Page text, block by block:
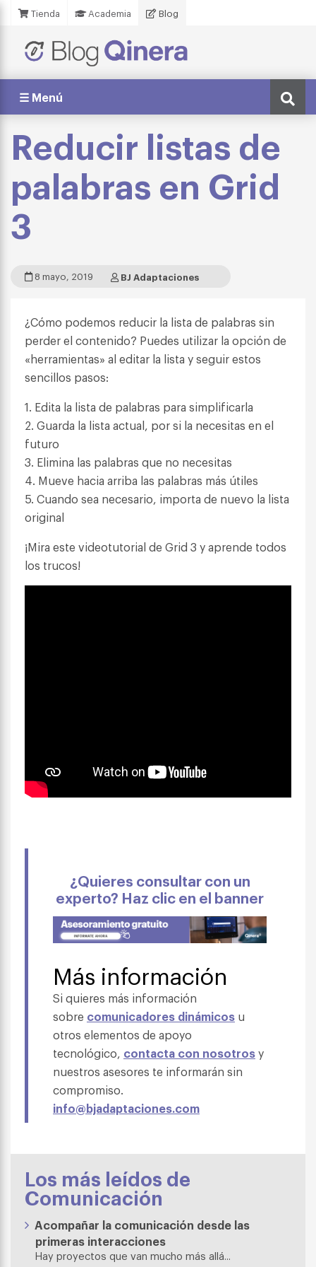
Tienda Academia Blog
☰ Menú
Reducir listas de
palabras en Grid
3
8 mayo, 2019 BJ Adaptaciones
¿Cómo podemos reducir la lista de palabras sin
perder el contenido? Puedes utilizar la opción de
«herramientas» al editar la lista y seguir estos
sencillos pasos:
1. Edita la lista de palabras para simplificarla
2. Guarda la lista actual, por si la necesitas en el
futuro
3. Elimina las palabras que no necesitas
4. Mueve hacia arriba las palabras más útiles
5. Cuando sea necesario, importa de nuevo la lista
original
¡Mira este videotutorial de Grid 3 y aprende todos
los trucos!
¿Quieres consultar con un
experto? Haz clic en el banner
Más información
Si quieres más información
sobre comunicadores dinámicos u
otros elementos de apoyo
tecnológico, contacta con nosotrosy
nuestros asesores te informarán sin
compromiso.
info@bjadaptaciones.com
Los más leídos de
Comunicación
Acompañar la comunicación desde las
primeras interacciones
Hay proyectos que van mucho más allá...